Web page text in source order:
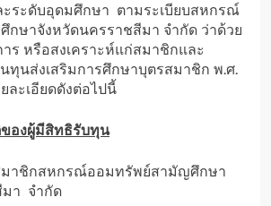
ระดับอุดมศึกษา ตามระเบียบสหกรณ์
ษาจังหวัดนครราชสีมา จำกัด ว่าด้วย
ร หรือสงเคราะห์แก่สมาชิกและ
ทุนส่งเสริมการศึกษาบุตรสมาชิก พ.ศ.
ะเอียดดังต่อไปนี้
องผู้มีสิทธิรับทุน
มาชิกสหกรณ์ออมทรัพย์สามัญศึกษา
มา จำกัด